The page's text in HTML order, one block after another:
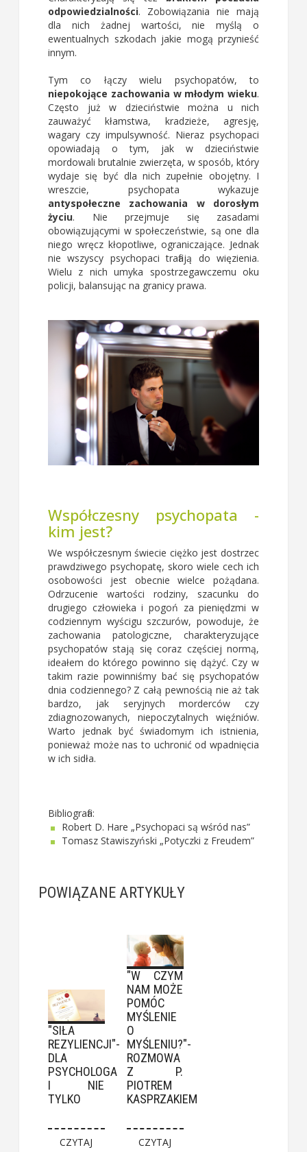
odpowiedzialności. Zobowiązania nie mają
dla nich żadnej wartości, nie myślą o
ewentualnych szkodach jakie mogą przynieść
innym.
Tym co łączy wielu psychopatów, to
niepokojące zachowania w młodym wieku.
Często już w dzieciństwie można u nich
zauważyć kłamstwa, kradzieże, agresję,
wagary czy impulsywność. Nieraz psychopaci
opowiadają o tym, jak w dzieciństwie
mordowali brutalnie zwierzęta, w sposób, który
wydaje się być dla nich zupełnie obojętny. I
wreszcie, psychopata wykazuje
antyspołeczne zachowania w dorosłym
życiu. Nie przejmuje się zasadami
obowiązującymi w społeczeństwie, są one dla
niego wręcz kłopotliwe, ograniczające. Jednak
nie wszyscy psychopaci trafiają do więzienia.
Wielu z nich umyka spostrzegawczemu oku
policji, balansując na granicy prawa.
Współczesny psychopata -
kim jest?
We współczesnym świecie ciężko jest dostrzec
prawdziwego psychopatę, skoro wiele cech ich
osobowości jest obecnie wielce pożądana.
Odrzucenie wartości rodziny, szacunku do
drugiego człowieka i pogoń za pieniędzmi w
codziennym wyścigu szczurów, powoduje, że
zachowania patologiczne, charakteryzujące
psychopatów stają się coraz częściej normą,
ideałem do którego powinno się dążyć. Czy w
takim razie powinniśmy bać się psychopatów
dnia codziennego? Z całą pewnością nie aż tak
bardzo, jak seryjnych morderców czy
zdiagnozowanych, niepoczytalnych więźniów.
Warto jednak być świadomym ich istnienia,
ponieważ może nas to uchronić od wpadnięcia
w ich sidła.
Bibliografia:
Robert D. Hare „Psychopaci są wśród nas”
Tomasz Stawiszyński „Potyczki z Freudem”
POWIĄZANE ARTYKUŁY
"SIŁA
REZYLIENCJI"-
DLA
PSYCHOLOGA
I NIE
TYLKO
CZYTAJ
"W CZYM
NAM MOŻE
POMÓC
MYŚLENIE
O
MYŚLENIU?"-
ROZMOWA
Z P.
PIOTREM
KASPRZAKIEM
CZYTAJ